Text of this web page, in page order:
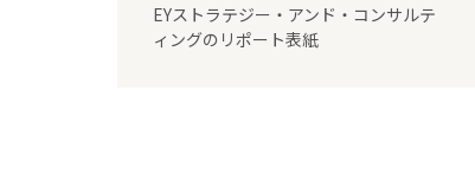
EYストラテジー・アンド・コンサルテ
ィングのリポート表紙